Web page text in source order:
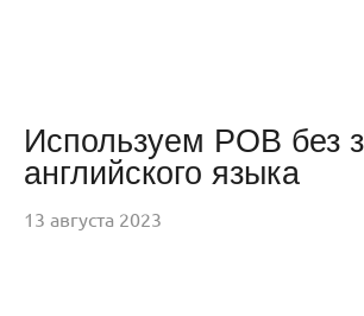
Используем POB без
английского языка
13 августа 2023